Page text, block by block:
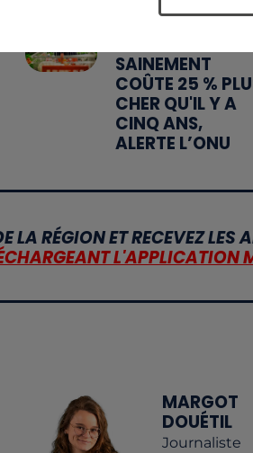
SAINEMENT
COÛTE 25 %
CHER QU'IL Y A
CINQ ANS,
ALERTE L’ONU
LA RÉGION ET RECEVEZ LES
L'APPLICATION
MARGOT
DOUÉTIL
Journaliste